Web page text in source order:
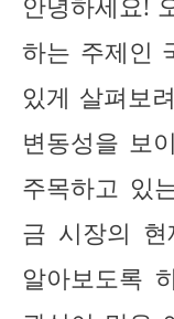
하는 주제인
있게 살펴보
변동성을 보
주목하고 있
금 시장의
알아보도록